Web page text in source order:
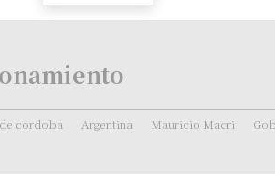
cordoba Argentina Mauricio Macri